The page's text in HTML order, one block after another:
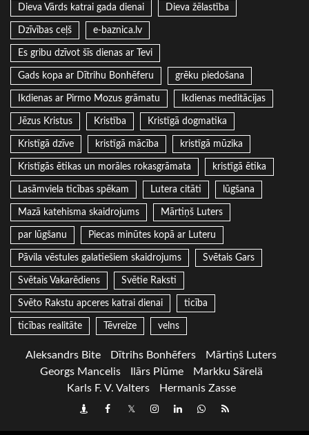
Dieva Vārds katrai gada dienai Dieva žēlastība
Dzīvības ceļš e-baznica.lv
Es gribu dzīvot šīs dienas ar Tevi
Gads kopa ar Dītrihu Bonhēferu grēku piedošana
Ikdienas ar Pirmo Mozus grāmatu Ikdienas meditācijas
Jēzus Kristus Kristība Kristīgā dogmatika
Kristīgā dzīve kristīgā mācība kristīgā mūzika
Kristīgās ētikas un morāles rokasgrāmata kristīgā ētika
Lasāmviela ticības spēkam Lutera citāti lūgšana
Mazā katehisma skaidrojums Mārtiņš Luters
par lūgšanu Piecas minūtes kopā ar Luteru
Pāvila vēstules galatiešiem skaidrojums Svētais Gars
Svētais Vakarēdiens Svētie Raksti
Svēto Rakstu apceres katrai dienai ticība
ticības realitāte Tēvreize velns
Aleksandrs Bite Dītrihs Bonhēfers
Mārtiņš Luters
Georgs Mancelis
Ilārs Plūme
Markku Särelä
Karls F. V. Valters
Hermanis Zasse
DraugiemFacebook
TwitterInstagram
LinkedInwhatsapp
RSS